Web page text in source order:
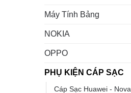
Máy Tính Bảng
NOKIA
OPPO
PHỤ KIỆN CÁP SẠC
Cáp Sạc Huawei - Nova